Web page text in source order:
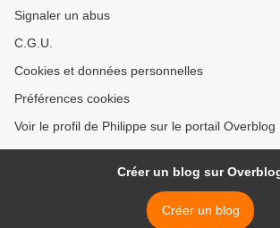
Signaler un abus
C.G.U.
Cookies et données personnelles
Préférences cookies
Voir le profil de Philippe sur le portail Overblog
Créer un blog sur
Créer un blog